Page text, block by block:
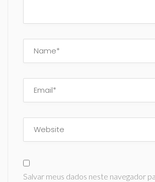
Salvar meus dados neste navegador